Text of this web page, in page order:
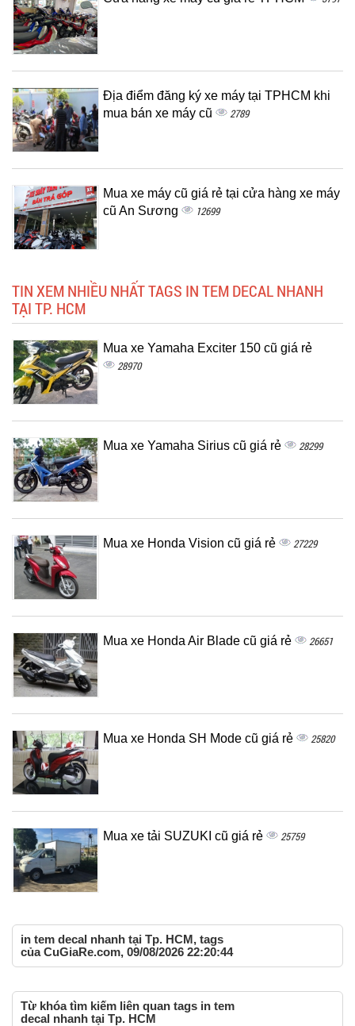
Địa điểm đăng ký xe máy tại TPHCM khi
mua bán xe máy cũ
2789
Mua xe máy cũ giá rẻ tại cửa hàng xe máy
cũ An Sương
12699
TIN XEM NHIỀU NHẤT TAGS IN TEM DECAL NHANH
TẠI TP. HCM
Mua xe Yamaha Exciter 150 cũ giá rẻ
28970
Mua xe Yamaha Sirius cũ giá rẻ 28299
Mua xe Honda Vision cũ giá rẻ 27229
Mua xe Honda Air Blade cũ giá rẻ 26651
Mua xe Honda SH Mode cũ giá rẻ 25820
Mua xe tải SUZUKI cũ giá rẻ 25759
in tem decal nhanh tại Tp. HCM, tags
của CuGiaRe.com, 09/08/2026 22:20:44
Từ khóa tìm kiếm liên quan tags in tem
decal nhanh tại Tp. HCM